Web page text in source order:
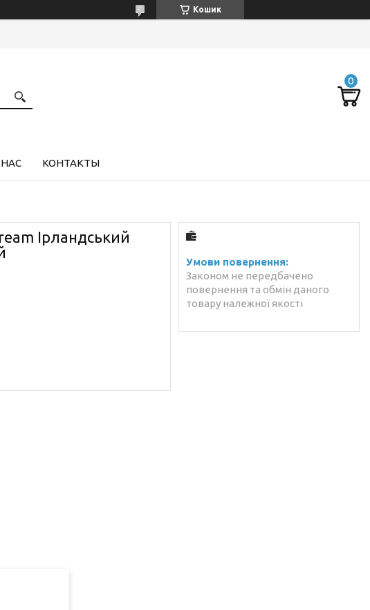
Кошик
КОНТАКТЫ
Ірландський
Законом не передбачено
повернення та обмін даного
товару належної якості